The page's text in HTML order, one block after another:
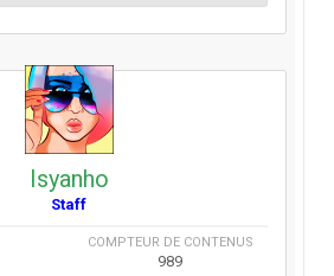
Isyanho
Staff
COMPTEUR DE CONTENUS
989